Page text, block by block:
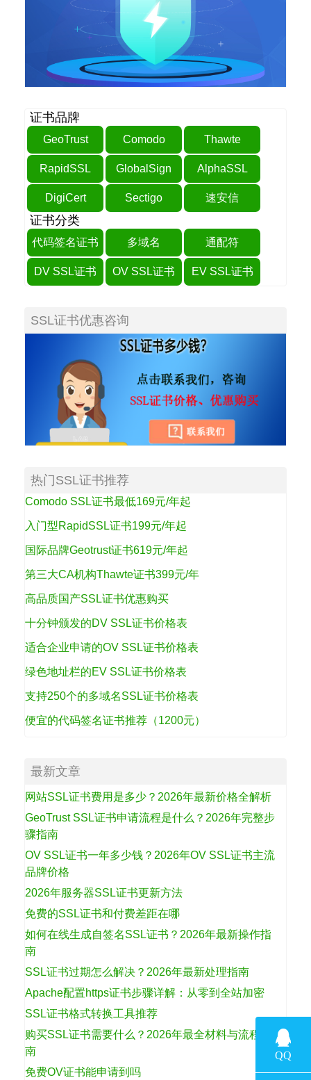
证书品牌
GeoTrust Comodo Thawte
RapidSSL GlobalSign AlphaSSL
DigiCert Sectigo 速安信
证书分类
代码签名证书 多域名 通配符
DV SSL证书 OV SSL证书 EV SSL证书
SSL证书优惠咨询
热门SSL证书推荐
Comodo SSL证书最低169元/年起
入门型RapidSSL证书199元/年起
国际品牌Geotrust证书619元/年起
第三大CA机构Thawte证书399元/年
高品质国产SSL证书优惠购买
十分钟颁发的DV SSL证书价格表
适合企业申请的OV SSL证书价格表
绿色地址栏的EV SSL证书价格表
支持250个的多域名SSL证书价格表
便宜的代码签名证书推荐（1200元）
最新文章
网站SSL证书费用是多少？2026年最新价格全解析
GeoTrust SSL证书申请流程是什么？2026年完整步
骤指南
OV SSL证书一年多少钱？2026年OV SSL证书主流
品牌价格
2026年服务器SSL证书更新方法
免费的SSL证书和付费差距在哪
如何在线生成自签名SSL证书？2026年最新操作指
南
SSL证书过期怎么解决？2026年最新处理指南
Apache配置https证书步骤详解：从零到全站加密
SSL证书格式转换工具推荐
购买SSL证书需要什么？2026年最全材料与流程指
南
免费OV证书能申请到吗